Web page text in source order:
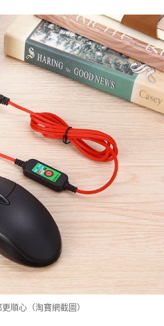
順心（淘寶網截圖）